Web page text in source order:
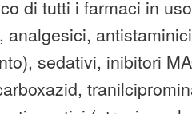
di tutti i farmaci in
analgesici,
sedativi, inibitori